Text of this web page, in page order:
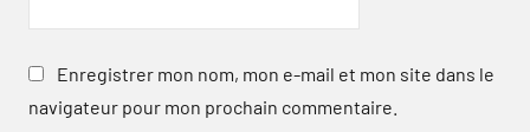
Enregistrer mon nom, mon e-mail et mon site dans le
navigateur pour mon prochain commentaire.